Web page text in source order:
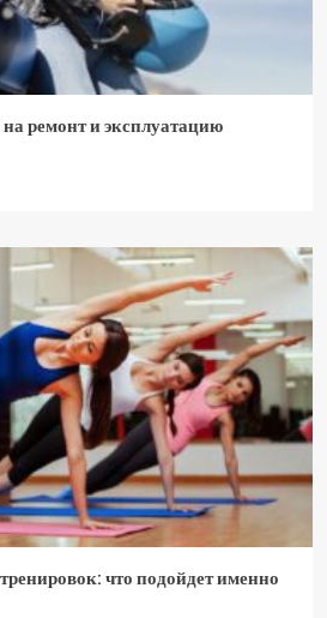
ремонт и эксплуатацию
что подойдет именно